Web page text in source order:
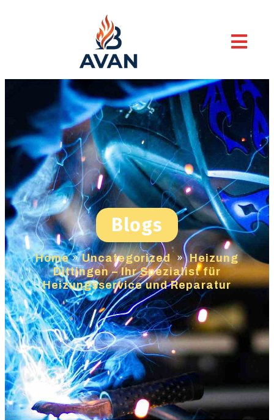
Blogs
Home»Uncategorized » Heizung
Dittingen – Ihr Spezialist für
Heizungsservice und Reparatur